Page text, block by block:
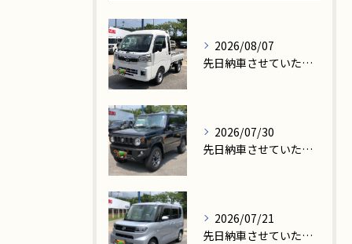
2026/08/07
先日納車させていただきましたお客様は、大津市在住のN様です。
2026/07/30
先日納車させていただきましたお客様は、高島市在住のM様です。
2026/07/21
先日納車させていただきましたお客様は、大津市在住のK様です。